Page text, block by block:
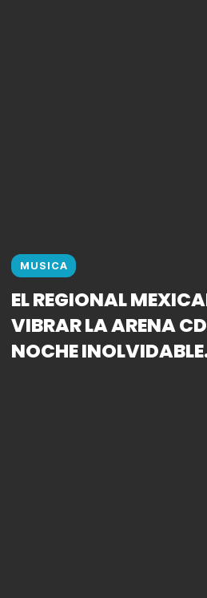
MUSICA
EL REGIONAL
VIBRAR LA ARENA
NOCHE